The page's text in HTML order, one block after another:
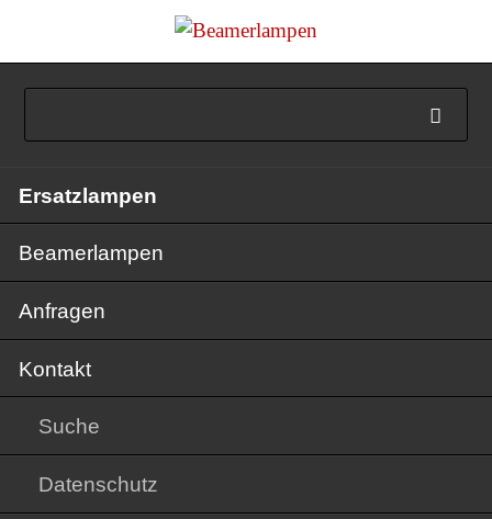
überspringen
Ersatzlampen
Beamerlampen
Anfragen
Kontakt
Suche
Datenschutz